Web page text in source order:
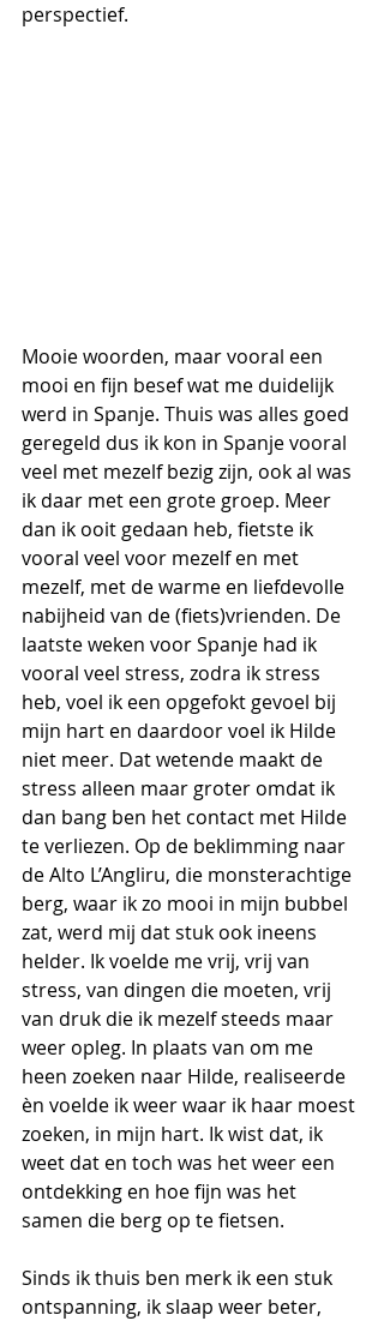
perspectief.
Mooie woorden, maar vooral een
mooi en fijn besef wat me duidelijk
werd in Spanje. Thuis was alles goed
geregeld dus ik kon in Spanje vooral
veel met mezelf bezig zijn, ook al was
ik daar met een grote groep. Meer
dan ik ooit gedaan heb, fietste ik
vooral veel voor mezelf en met
mezelf, met de warme en liefdevolle
nabijheid van de (fiets)vrienden. De
laatste weken voor Spanje had ik
vooral veel stress, zodra ik stress
heb, voel ik een opgefokt gevoel bij
mijn hart en daardoor voel ik Hilde
niet meer. Dat wetende maakt de
stress alleen maar groter omdat ik
dan bang ben het contact met Hilde
te verliezen. Op de beklimming naar
de Alto L’Angliru, die monsterachtige
berg, waar ik zo mooi in mijn bubbel
zat, werd mij dat stuk ook ineens
helder. Ik voelde me vrij, vrij van
stress, van dingen die moeten, vrij
van druk die ik mezelf steeds maar
weer opleg. In plaats van om me
heen zoeken naar Hilde, realiseerde
èn voelde ik weer waar ik haar moest
zoeken, in mijn hart. Ik wist dat, ik
weet dat en toch was het weer een
ontdekking en hoe fijn was het
samen die berg op te fietsen.
Sinds ik thuis ben merk ik een stuk
ontspanning, ik slaap weer beter,